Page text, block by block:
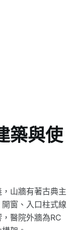
築與使
山牆有著古典主
窗、入口柱式線
醫院外牆為RC